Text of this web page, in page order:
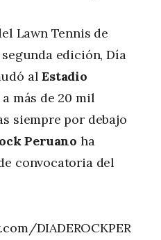
Lawn Tennis de
edición, Día
alEstadio
más de 20 mil
siempre por debajo
Peruano ha
convocatoria del
DIADEROCKPER